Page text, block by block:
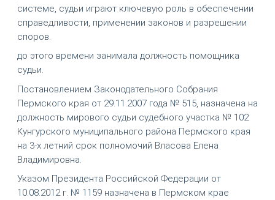
системе, судьи играют ключевую роль в обеспечении
справедливости, применении законов и разрешении
споров.
до этого времени занимала должность помощника
судьи.
Постановлением Законодательного Собрания
Пермского края от 29.11.2007 года № 515, назначена на
должность мирового судьи судебного участка № 102
Кунгурского муниципального района Пермского края
на 3-х летний срок полномочий Власова Елена
Владимировна.
Указом Президента Российской Федерации от
10.08.2012 г. № 1159 назначена в Пермском крае